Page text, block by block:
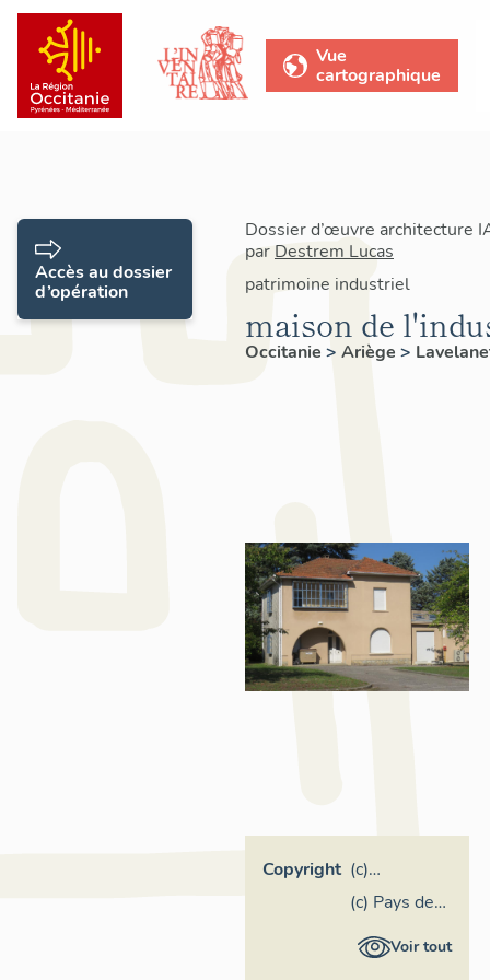
Vue
cartographique
Dossier d’œuvre architecture
par Destrem Lucas
patrimoine industriel
maison de
Occitanie > Ariège >
Copyright (c)
Inventaire
général
(c) Pays des
PyrénéesVoir tout
Accès au dossier
d’opération